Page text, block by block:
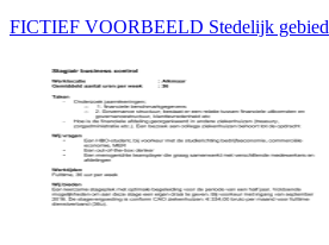
FICTIEF VOORBEELD Stedelijk gebied